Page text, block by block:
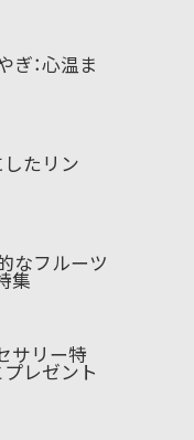
：心温ま
したリン
なフルーツ
集
サリー特
レゼント